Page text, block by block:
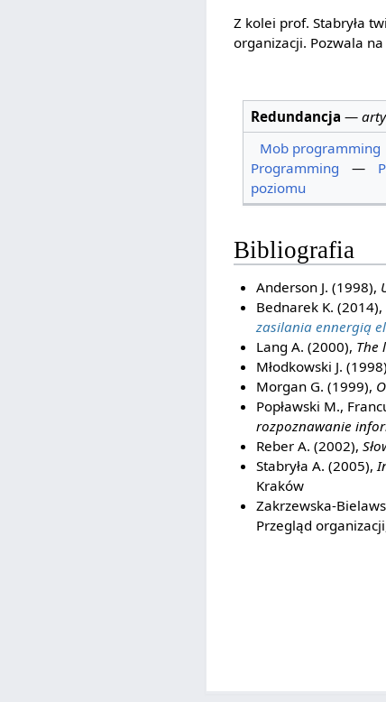
Z kolei prof. Stabryła
organizacji. Pozwala
Redundancja —
Mob programming
Programming
—
poziomu
Bibliografia
Anderson J. (1998),
Bednarek K. (2014),
zasilania ennergią
Lang A. (2000), The
Młodkowski J.
Morgan G. (1999),
Popławski M.,
rozpoznawanie
Reber A. (2002),
Stabryła A. (2005),
Kraków
Zakrzewska-
Przegląd